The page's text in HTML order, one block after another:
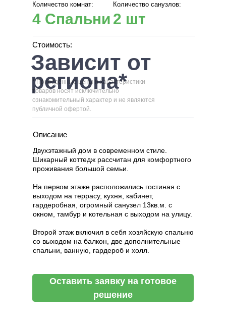
Двухэтажный дом в современном стиле.
Шикарный коттедж рассчитан для комфортного
проживания большой семьи.
На первом этаже расположились гостиная с
выходом на террасу, кухня, кабинет,
гардеробная, огромный санузел 13кв.м. с
окном, тамбур и котельная с выходом на улицу.
Второй этаж включил в себя хозяйскую спальню
со выходом на балкон, две дополнительные
спальни, ванную, гардероб и холл.
Оставить заявку на готовое
решение
4 Спальни
Количество комнат:
2 шт
Количество санузлов:
Зависит от
региона*
Стоимость:
* Приведённые цены и характеристики
товаров носят исключительно
ознакомительный характер и не являются
публичной офертой.
Описание